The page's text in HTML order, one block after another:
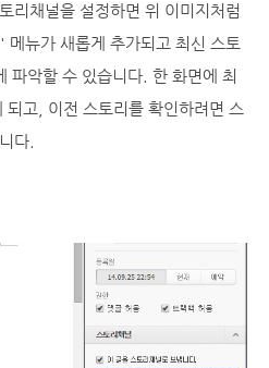
리채널을 설정하면 위 이미지처럼
뉴가 새롭게 추가되고 최신 스토
파악할 수 있습니다. 한 화면에 최
고, 이전 스토리를 확인하려면 스
다.